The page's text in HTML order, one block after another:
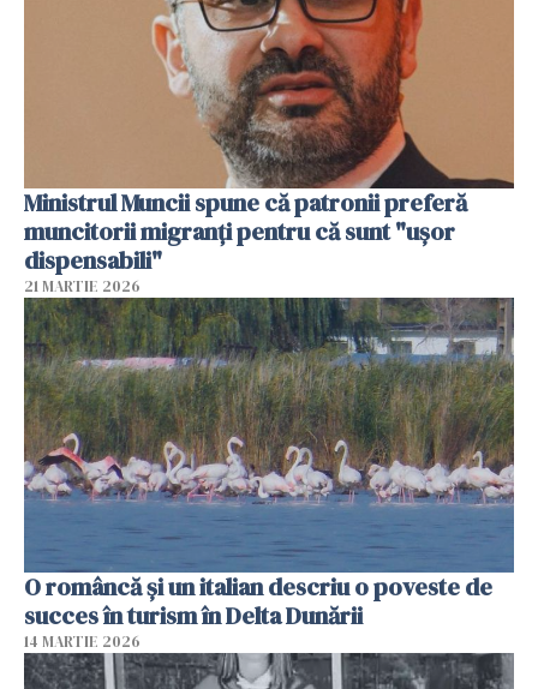
Ministrul Muncii spune că patronii preferă
muncitorii migranți pentru că sunt "uşor
dispensabili"
21 MARTIE 2026
O româncă și un italian descriu o poveste de
succes în turism în Delta Dunării
14 MARTIE 2026